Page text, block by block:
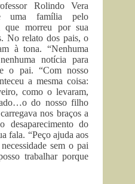
Rolindo Vera
uma família pelo
que morreu por sua
No relato dos pais, o
à tona. “Nenhuma
notícia para
o pai. “Com nosso
a mesma coisa:
como o levaram,
do nosso filho
nos braços a
do
fala. “Peço ajuda aos
sem o pai
trabalhar porque